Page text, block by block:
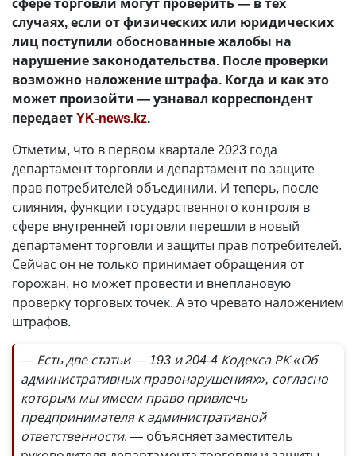
случаях, если от физических или юридических
лиц поступили обоснованные жалобы на
нарушение законодательства. После проверки
возможно наложение штрафа. Когда и как это
может произойти — узнавал корреспондент
передаетYK-news.kz.
Отметим, что в первом квартале 2023 года
департамент торговли и департамент по защите
прав потребителей объединили. И теперь, после
слияния, функции государственного контроля в
сфере внутренней торговли перешли в новый
департамент торговли и защиты прав потребителей.
Сейчас он не только принимает обращения от
горожан, но может провести и внеплановую
проверку торговых точек. А это чревато наложением
штрафов.
— Есть две статьи — 193 и 204-4 Кодекса РК «Об
административных правонарушениях», согласно
которым мы имеем право привлечь
предпринимателя к административной
ответственности, — объясняет заместитель